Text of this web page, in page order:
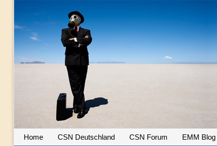
Home CSN Deutschland CSN Forum EMM Blog